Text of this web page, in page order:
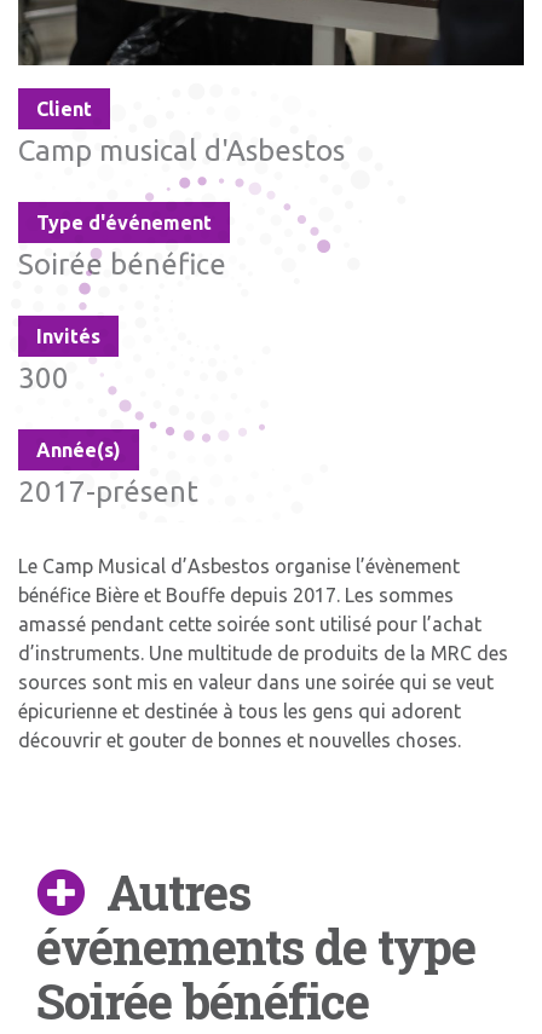
Client
Camp musical d'Asbestos
Type d'événement
Soirée bénéfice
Invités
300
Année(s)
2017-présent
Le Camp Musical d’Asbestos organise l’évènement
bénéfice Bière et Bouffe depuis 2017. Les sommes
amassé pendant cette soirée sont utilisé pour l’achat
d’instruments. Une multitude de produits de la MRC des
sources sont mis en valeur dans une soirée qui se veut
épicurienne et destinée à tous les gens qui adorent
découvrir et gouter de bonnes et nouvelles choses.
Autres
événements de type
Soirée bénéfice